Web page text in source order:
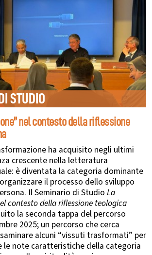
STUDIO
nel contesto della riflessione
ha acquisito negli ultimi
crescente nella letteratura
è diventata la categoria dominante
il processo dello sviluppo
Il Seminario di Studio La
contesto della riflessione teologica
la seconda tappa del percorso
2025; un percorso che cerca
alcuni “vissuti trasformati” per
le note caratteristiche della categoria